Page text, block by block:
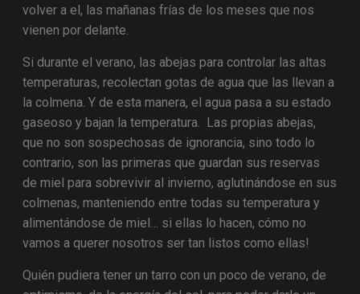
volver a el, las mañanas frías de los meses que nos
vienen por delante.
Si durante el verano, las abejas para controlar las altas
temperaturas, recolectan gotas de agua que las llevan a
la colmena. Y de esta manera, el agua pasa a su estado
gaseoso y bajan la temperatura. Las propias abejas,
que no son sospechosas de ignorancia, sino todo lo
contrario, son las primeras que guardan sus reservas
de miel para sobrevivir al invierno, aglutinándose en sus
colmenas, manteniendo entre todas su temperatura y
alimentándose de miel… si ellas lo hacen, cómo no
vamos a querer nosotros ser tan listos como ellas!
Quién pudiera tener un tarro con un poco de verano, de